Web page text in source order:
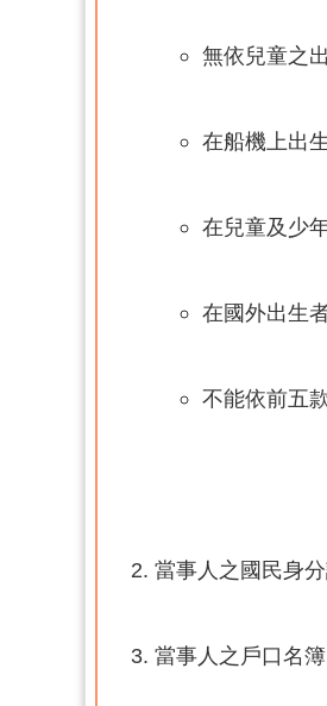
無依兒童之
在船機上出
在兒童及少
在國外出生
不能依前五
當事人之國民身
當事人之戶口名簿